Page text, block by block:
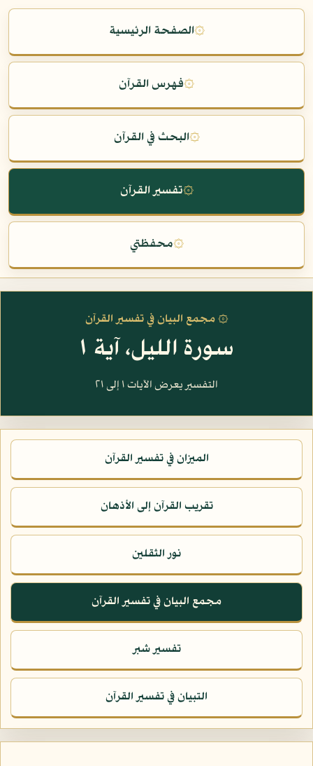
۞الصفحة الرئيسية
۞فهرس القرآن
۞البحث في القرآن
۞تفسير القرآن
۞محفظتي
۞ مجمع البيان في تفسير القرآن
سورة الليل، آية ١
التفسير يعرض الآيات ١ إلى ٢١
الميزان في تفسير القرآن
تقريب القرآن إلى الأذهان
نور الثقلين
مجمع البيان في تفسير القرآن
تفسير شبر
التبيان في تفسير القرآن